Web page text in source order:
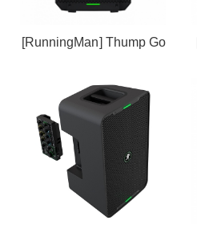
[RunningMan] Thump Go